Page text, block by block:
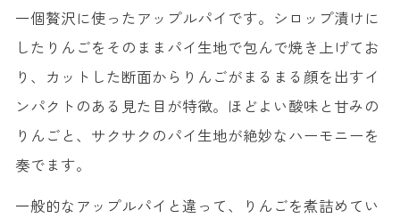
一個贅沢に使ったアップルパイです。シロップ漬けに
したりんごをそのままパイ生地で包んで焼き上げてお
り、カットした断面からりんごがまるまる顔を出すイ
ンパクトのある見た目が特徴。ほどよい酸味と甘みの
りんごと、サクサクのパイ生地が絶妙なハーモニーを
奏でます。
一般的なアップルパイと違って、りんごを煮詰めてい